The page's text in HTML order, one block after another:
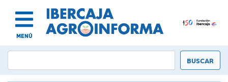
MENÚ